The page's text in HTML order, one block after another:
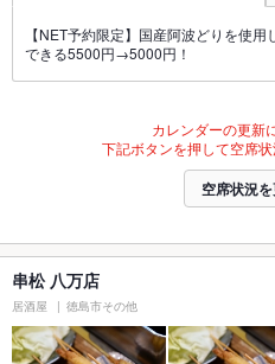
【NET予約限定】国産阿波どりを使
できる5500円→5000円！
カレンダーの更新
下記ボタンを押して空席状
空席状況
串松 八万店
居酒屋 徳島市その他